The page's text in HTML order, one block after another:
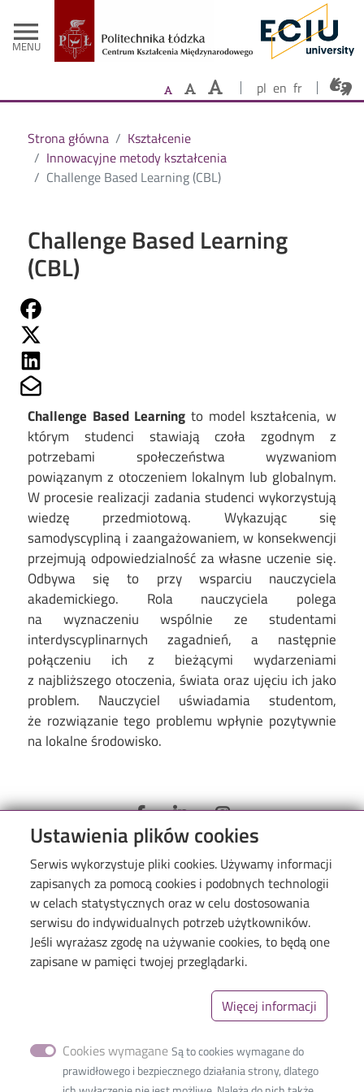
Ustawienia plików cookies
Serwis wykorzystuje pliki cookies. Używamy informacji
zapisanych za pomocą cookies i podobnych technologii
w celach statystycznych oraz w celu dostosowania
serwisu do indywidualnych potrzeb użytkowników.
Jeśli wyrażasz zgodę na używanie cookies, to będą one
zapisane w pamięci twojej przeglądarki.
Więcej informacji
Cookies wymagane Są to cookies wymagane do
prawidłowego i bezpiecznego działania strony, dlatego
menu
MENU
- Strona
pl en fr
Strona główna
Kształcenie
Innowacyjne metody kształcenia
Challenge Based Learning (CBL)
Challenge Based Learning
(CBL)
Challenge Based Learning to model kształcenia, w
którym studenci stawiają czoła zgodnym z
potrzebami społeczeństwa wyzwaniom
powiązanym z otoczeniem lokalnym lub globalnym.
W procesie realizacji zadania studenci wykorzystują
wiedzę przedmiotową. Wykazując się
samodyscypliną i zaangażowaniem, w konsekwencji
przejmują odpowiedzialność za własne uczenie się.
Odbywa się to przy wsparciu nauczyciela
akademickiego. Rola nauczyciela polega
na wyznaczeniu wspólnie ze studentami
interdyscyplinarnych zagadnień, a następnie
połączeniu ich z bieżącymi wydarzeniami
z najbliższego otoczenia, świata oraz ujęciu ich jako
problem. Nauczyciel uświadamia studentom,
że rozwiązanie tego problemu wpłynie pozytywnie
na lokalne środowisko.
Menu
WIKAMP
WebDziekanat
Biblioteka PŁ
Inicjatywa Doskonałości-Uczelnia Badawcza
Polityka prywatności
Deklaracja dostępności